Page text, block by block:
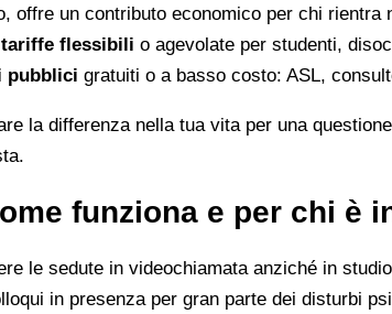
offre un contributo economico per chi rientra
tariffe flessibili o agevolate per studenti,
pubblici gratuiti o a basso costo: ASL,
la differenza nella tua vita per una
funziona e per chi è
le sedute in videochiamata anziché in
in presenza per gran parte dei disturbi